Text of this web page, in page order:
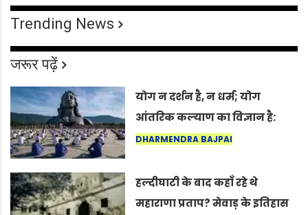
Trending News
जरूर पढ़ें
योग न दर्शन है, न धर्म; योग
आंतरिक कल्याण का विज्ञान है:
अंतरराष्ट्रीय योग दिवस 2026 पर
DHARMENDRA BAJPAI
हल्दीघाटी के बाद कहाँ रहे थे
महाराणा प्रताप? मेवाड़ के इतिहास